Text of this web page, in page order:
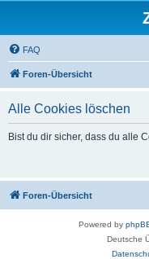
FAQ
Foren-Übersicht
Alle Cookies löschen
Bist du dir sicher, dass du alle
Foren-Übersicht
Powered by
Deutsche